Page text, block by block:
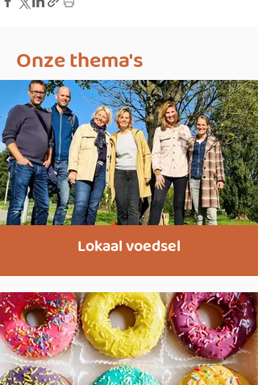
Onze thema's
Lokaal voedsel